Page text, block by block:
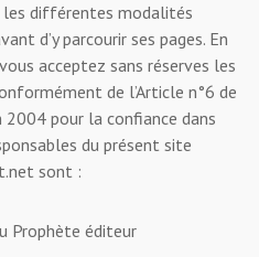
différentes modalités
d’y parcourir ses pages. En
acceptez sans réserves les
de l’Article n°6 de
pour la confiance dans
du présent site
sont :
Prophète éditeur